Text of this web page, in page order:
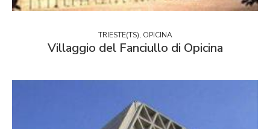
TRIESTE(TS), OPICINA
Villaggio del Fanciullo di Opicina